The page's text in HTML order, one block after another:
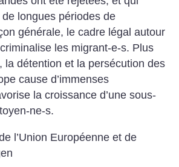
longues périodes de
générale, le cadre légal autour
les migrant-e-s. Plus
la détention et la persécution des
cause d’immenses
la croissance d’une sous-
ne-s.
l’Union Européenne et de